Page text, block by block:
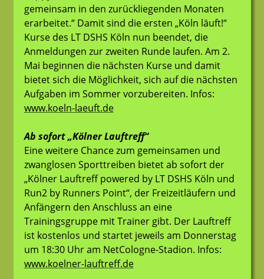
gemeinsam in den zurückliegenden Monaten
erarbeitet.“ Damit sind die ersten „Köln läuft!“
Kurse des LT DSHS Köln nun beendet, die
Anmeldungen zur zweiten Runde laufen. Am 2.
Mai beginnen die nächsten Kurse und damit
bietet sich die Möglichkeit, sich auf die nächsten
Aufgaben im Sommer vorzubereiten. Infos:
www.koeln-laeuft.de
Ab sofort „Kölner Lauftreff“
Eine weitere Chance zum gemeinsamen und
zwanglosen Sporttreiben bietet ab sofort der
„Kölner Lauftreff powered by LT DSHS Köln und
Run2 by Runners Point“, der Freizeitläufern und
Anfängern den Anschluss an eine
Trainingsgruppe mit Trainer gibt. Der Lauftreff
ist kostenlos und startet jeweils am Donnerstag
um 18:30 Uhr am NetCologne-Stadion. Infos:
www.koelner-lauftreff.de